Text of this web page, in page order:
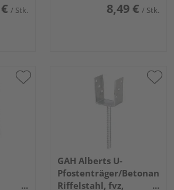
/ Stk. 8,49 € / Stk.
GAH Alberts U-
Pfostenträger/Betonanker
Riffelstahl, fvz,